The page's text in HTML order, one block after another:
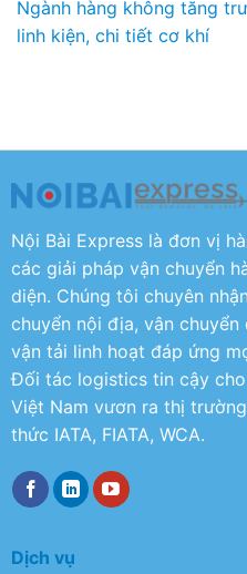
Ngành hàng không tăng
linh kiện, chi tiết cơ khí
Nội Bài Express là đơn vị
các giải pháp vận chuyển
diện. Chúng tôi chuyên
chuyển nội địa, vận
vận tải linh hoạt đáp ứng
Đối tác logistics tin cậy
Việt Nam vươn ra thị
thức IATA, FIATA, WCA.
Dịch vụ